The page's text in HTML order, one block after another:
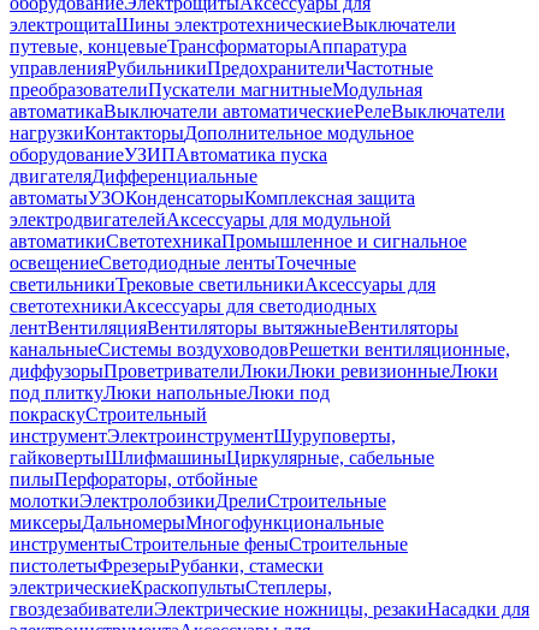
электрощитаШины электротехническиеВыключатели
путевые, концевыеТрансформаторыАппаратура
управленияРубильникиПредохранителиЧастотные
преобразователиПускатели магнитныеМодульная
автоматикаВыключатели автоматическиеРелеВыключатели
нагрузкиКонтакторыДополнительное модульное
оборудованиеУЗИПАвтоматика пуска
двигателяДифференциальные
автоматыУЗОКонденсаторыКомплексная защита
электродвигателейАксессуары для модульной
автоматикиСветотехникаПромышленное и сигнальное
освещениеСветодиодные лентыТочечные
светильникиТрековые светильникиАксессуары для
светотехникиАксессуары для светодиодных
лентВентиляцияВентиляторы вытяжныеВентиляторы
канальныеСистемы воздуховодовРешетки вентиляционные,
диффузорыПроветривателиЛюкиЛюки ревизионныеЛюки
под плиткуЛюки напольныеЛюки под
покраскуСтроительный
инструментЭлектроинструментШуруповерты,
гайковертыШлифмашиныЦиркулярные, сабельные
пилыПерфораторы, отбойные
молоткиЭлектролобзикиДрелиСтроительные
миксерыДальномерыМногофункциональные
инструментыСтроительные феныСтроительные
пистолетыФрезерыРубанки, стамески
электрическиеКраскопультыСтеплеры,
гвоздезабивателиЭлектрические ножницы, резакиНасадки для